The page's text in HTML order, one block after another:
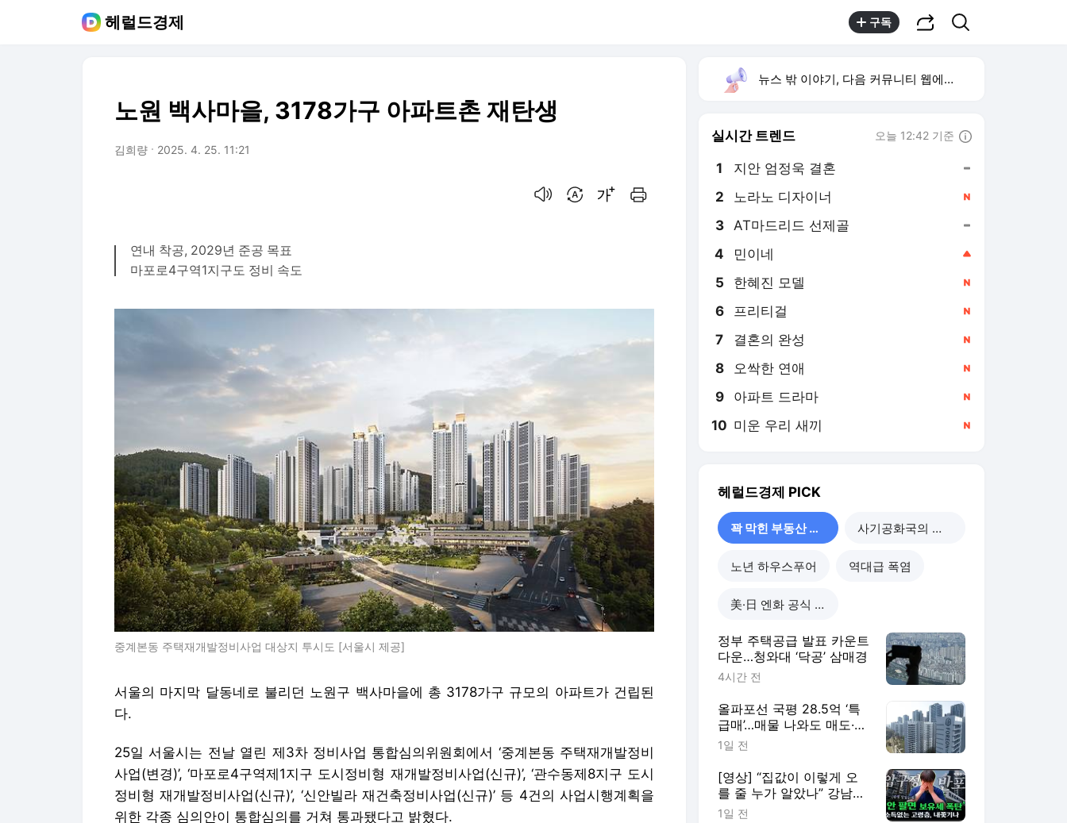
헤럴드경제 구독
노원 백사마을, 3178가구 아파트촌 재탄생
김희량 2025. 4. 25. 11:21
연내 착공, 2029년 준공 목표
마포로4구역1지구도 정비 속도
중계본동 주택재개발정비사업 대상지 투시도 [서울시 제공]
서울의 마지막 달동네로 불리던 노원구 백사마을에 총 3178가구 규모의 아파트가 건립된
다.
25일 서울시는 전날 열린 제3차 정비사업 통합심의위원회에서 ‘중계본동 주택재개발정비
사업(변경)’, ‘마포로4구역제1지구 도시정비형 재개발정비사업(신규)’, ‘관수동제8지구 도시
정비형 재개발정비사업(신규)’, ‘신안빌라 재건축정비사업(신규)’ 등 4건의 사업시행계획을
위한 각종 심의안이 통합심의를 거쳐 통과됐다고 밝혔다.
뉴스 밖 이야기, 다음 커뮤니티 웹에서 보기
실시간 트렌드 오늘 12:42 기준
1 지안 엄정욱 결혼
2 노라노 디자이너
3 AT마드리드 선제골
4 민이네
5 한혜진 모델
6 프리티걸
7 결혼의 완성
8 오싹한 연애
9 아파트 드라마
10 미운 우리 새끼
헤럴드경제 PICK
꽉 막힌 부동산 공급 사기공화국의 민낯
노년 하우스푸어 역대급 폭염
美·日 엔화 공식 개입
정부 주택공급 발표 카운트
다운…청와대 ‘닥공’ 삼매경
4시간 전
올파포선 국평 28.5억 ‘특
급매’…매물 나와도 매도·매
수자 눈치싸움 치열 [부동
1일 전
[영상] “집값이 이렇게 오
를 줄 누가 알았나” 강남
80대 분노 [부동산360]
1일 전